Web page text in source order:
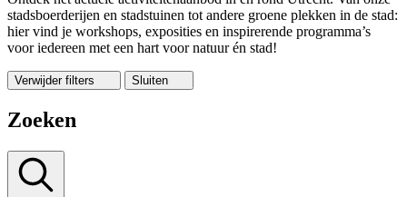
stadsboerderijen en stadstuinen tot andere groene plekken in de stad:
hier vind je workshops, exposities en inspirerende programma’s
voor iedereen met een hart voor natuur én stad!
Verwijder filters Sluiten
Zoeken